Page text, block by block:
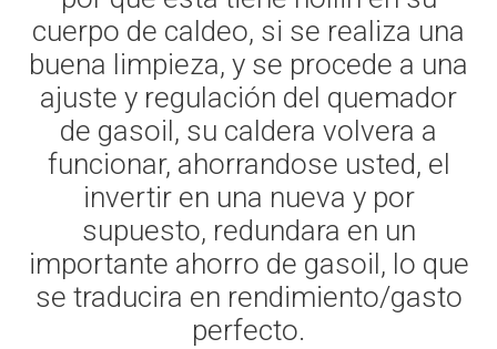
cuerpo de caldeo, si se realiza una
buena limpieza, y se procede a una
ajuste y regulación del quemador
de gasoil, su caldera volvera a
funcionar, ahorrandose usted, el
invertir en una nueva y por
supuesto, redundara en un
importante ahorro de gasoil, lo que
se traducira en rendimiento/gasto
perfecto.